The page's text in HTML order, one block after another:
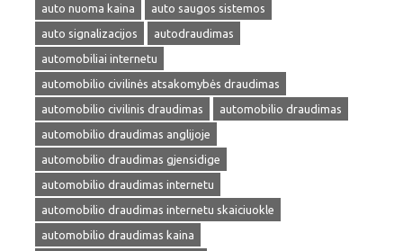
auto nuoma kaina
auto saugos sistemos
auto signalizacijos
autodraudimas
automobiliai internetu
automobilio civilinės atsakomybės draudimas
automobilio civilinis draudimas
automobilio draudimas
automobilio draudimas anglijoje
automobilio draudimas gjensidige
automobilio draudimas internetu
automobilio draudimas internetu skaiciuokle
automobilio draudimas kaina